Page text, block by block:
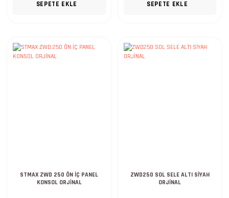
SEPETE EKLE SEPETE EKLE
STMAX ZWD 250 ÖN İÇ PANEL
KONSOL ORJİNAL
ZWD250 SOL SELE ALTI SİYAH
ORJİNAL